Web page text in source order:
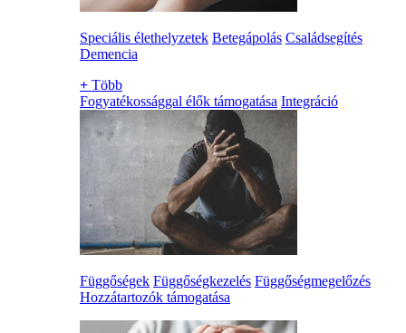
Speciális élethelyzetek Betegápolás Családsegítés
Demencia
+ Több
Fogyatékossággal élők támogatása Integráció
Függőségek Függőségkezelés Függőségmegelőzés
Hozzátartozók támogatása